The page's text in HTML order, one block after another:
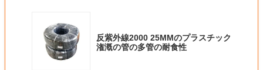
反紫外線2000 25MMのプラスチック
潅漑の管の多管の耐食性